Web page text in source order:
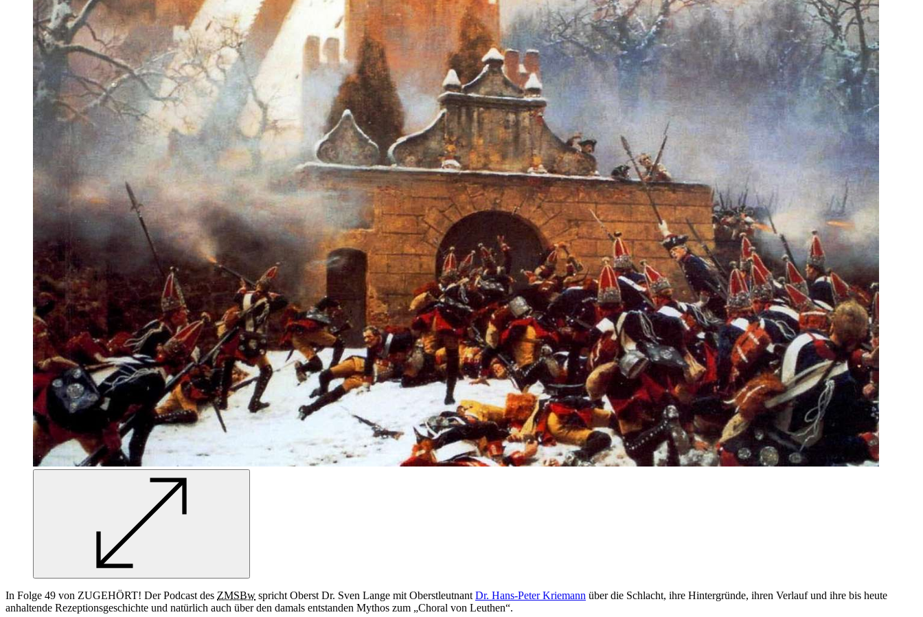
In Folge 49 von ZUGEHÖRT! Der Podcast des ZMSBw spricht Oberst Dr. Sven Lange mit Oberstleutnant Dr. Hans-Peter Kriemann über die Schlacht, ihre Hintergründe, ihren Verlauf und ihre bis heute
anhaltende Rezeptionsgeschichte und natürlich auch über den damals entstanden Mythos zum „Choral von Leuthen“.